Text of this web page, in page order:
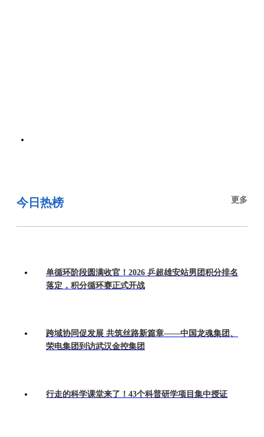
今日热榜 更多
单循环阶段圆满收官！2026 乒超雄安站男团积分排名
落定，积分循环赛正式开战
跨域协同促发展 共筑丝路新篇章——中国龙魂集团、
荣电集团到访武汉金控集团
行走的科学课堂来了！43个科普研学项目集中授证